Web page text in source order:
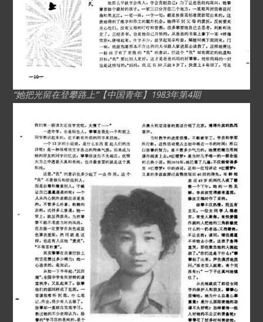
“她把光留在登攀路上”【中国青年】1983年第4期